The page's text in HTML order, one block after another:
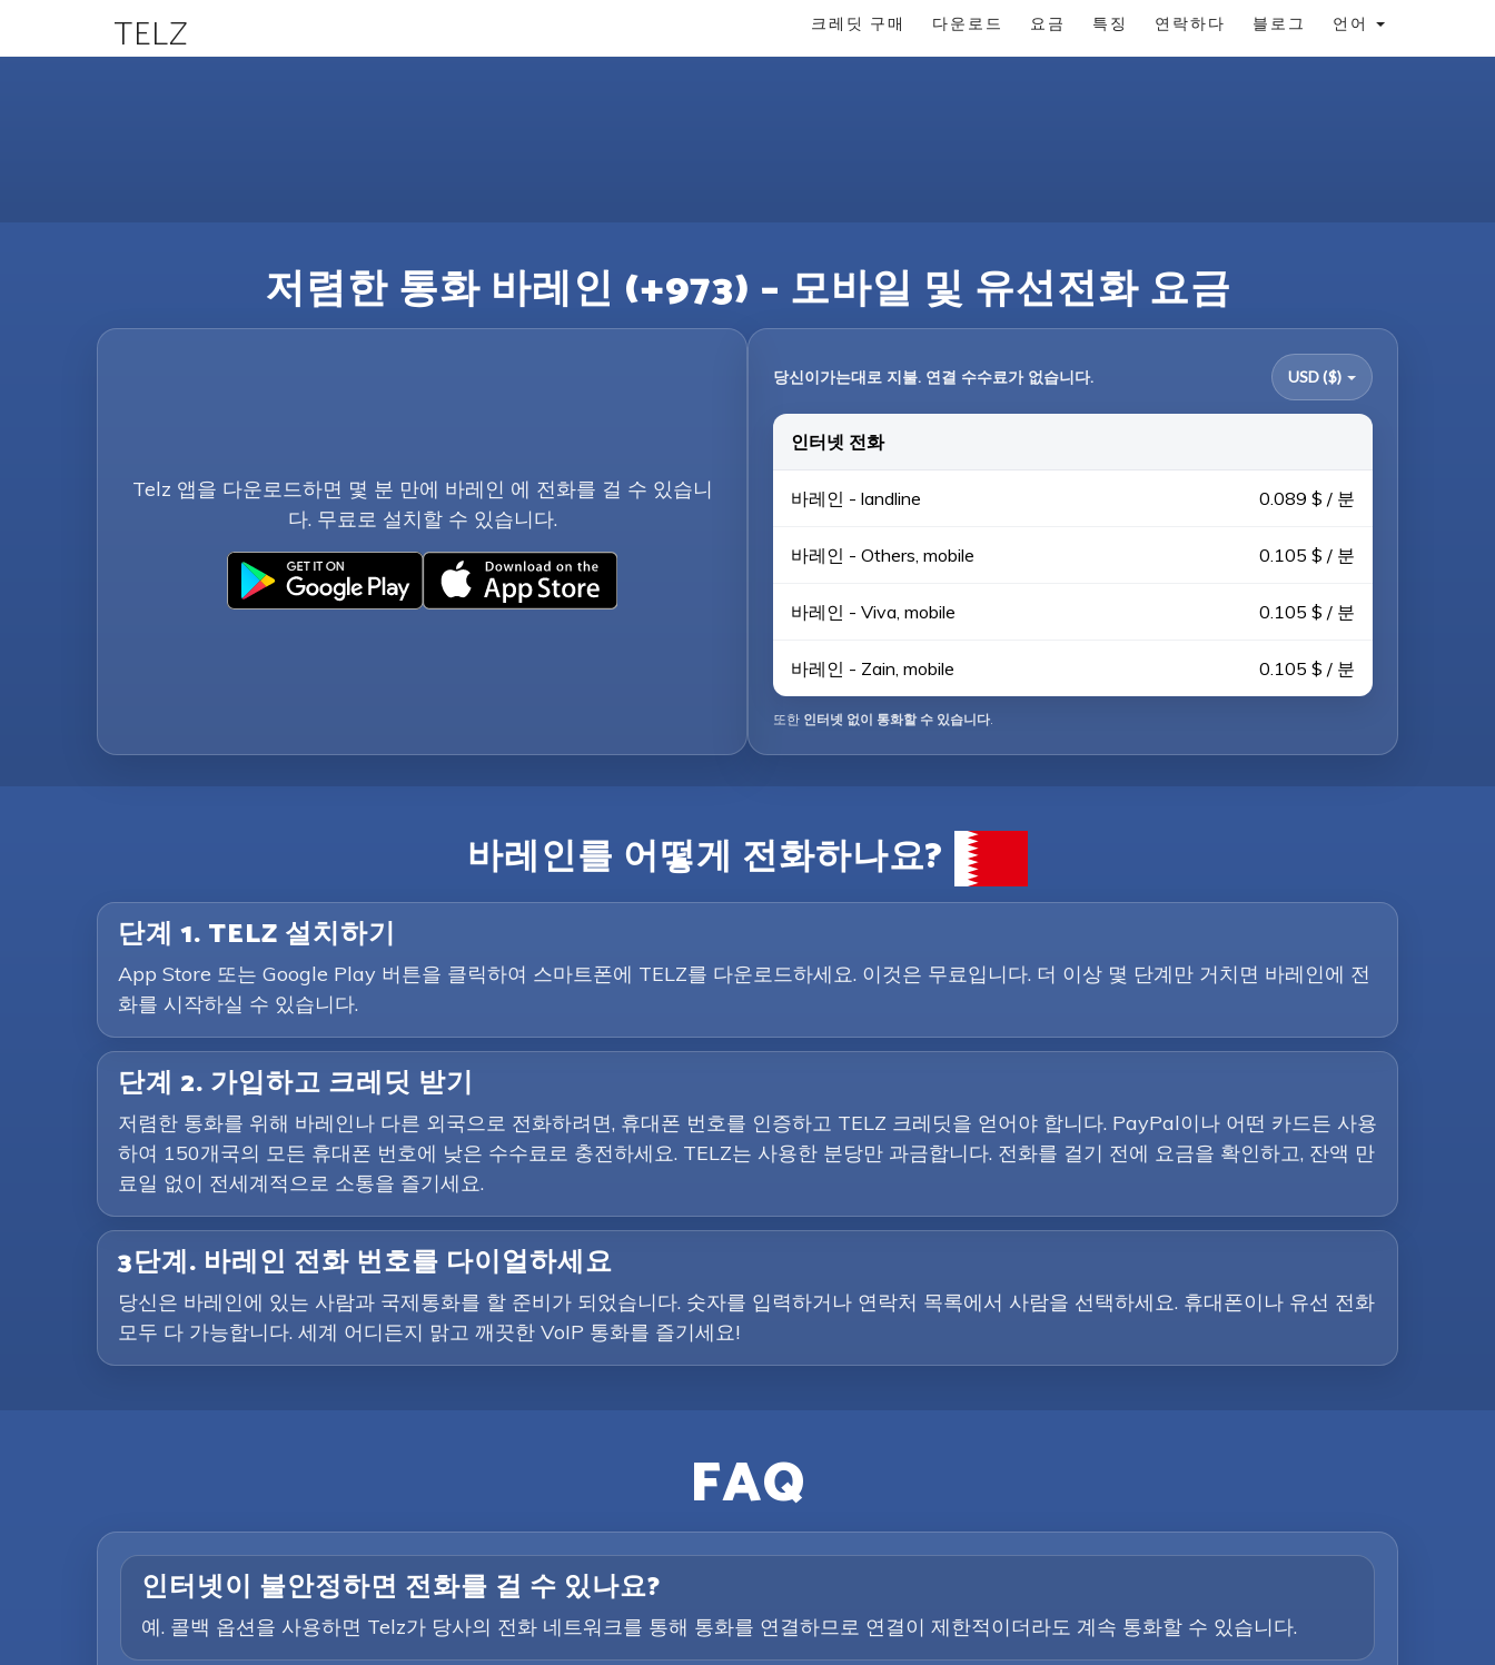
TELZ 크레딧 구매 다운로드 요금 특징 연락하다 블로그 언어
저렴한 통화 바레인 (+973) – 모바일 및 유선전화 요금
Telz 앱을 다운로드하면 몇 분 만에 바레인 에 전화를 걸 수 있습니
다. 무료로 설치할 수 있습니다.
당신이가는대로 지불. 연결 수수료가 없습니다. USD ($)
인터넷 전화
바레인 - landline 0.089 $ / 분
바레인 - Others, mobile 0.105 $ / 분
바레인 - Viva, mobile 0.105 $ / 분
바레인 - Zain, mobile 0.105 $ / 분
또한 인터넷 없이 통화할 수 있습니다.
바레인를 어떻게 전화하나요?
단계 1. TELZ 설치하기
App Store 또는 Google Play 버튼을 클릭하여 스마트폰에 TELZ를 다운로드하세요. 이것은 무료입니다. 더 이상 몇 단계만 거치면 바레인에 전
화를 시작하실 수 있습니다.
단계 2. 가입하고 크레딧 받기
저렴한 통화를 위해 바레인나 다른 외국으로 전화하려면, 휴대폰 번호를 인증하고 TELZ 크레딧을 얻어야 합니다. PayPal이나 어떤 카드든 사용
하여 150개국의 모든 휴대폰 번호에 낮은 수수료로 충전하세요. TELZ는 사용한 분당만 과금합니다. 전화를 걸기 전에 요금을 확인하고, 잔액 만
료일 없이 전세계적으로 소통을 즐기세요.
3단계. 바레인 전화 번호를 다이얼하세요
당신은 바레인에 있는 사람과 국제통화를 할 준비가 되었습니다. 숫자를 입력하거나 연락처 목록에서 사람을 선택하세요. 휴대폰이나 유선 전화
모두 다 가능합니다. 세계 어디든지 맑고 깨끗한 VoIP 통화를 즐기세요!
FAQ
인터넷이 불안정하면 전화를 걸 수 있나요?
예. 콜백 옵션을 사용하면 Telz가 당사의 전화 네트워크를 통해 통화를 연결하므로 연결이 제한적이더라도 계속 통화할 수 있습니다.